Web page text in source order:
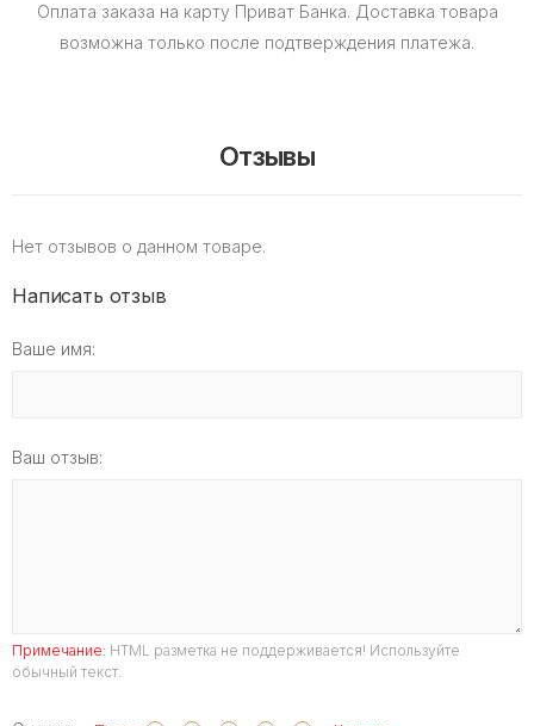
Оплата заказа на карту Приват Банка. Доставка товара
возможна только после подтверждения платежа.
Отзывы
Нет отзывов о данном товаре.
Написать отзыв
Ваше имя:
Ваш отзыв:
Примечание: HTML разметка не поддерживается! Используйте
обычный текст.